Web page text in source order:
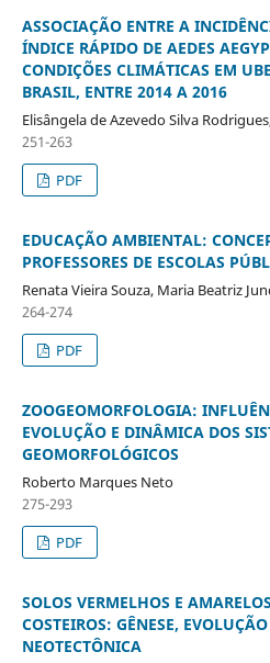
ASSOCIAÇÃO ENTRE A
ÍNDICE RÁPIDO DE AEDES
CONDIÇÕES CLIMÁTICAS EM
BRASIL, ENTRE 2014 A 2016
Elisângela de Azevedo Silva
251-263
PDF
EDUCAÇÃO AMBIENTAL:
PROFESSORES DE ESCOLAS
Renata Vieira Souza, Maria Beatriz
264-274
PDF
ZOOGEOMORFOLOGIA:
EVOLUÇÃO E DINÂMICA DOS
GEOMORFOLÓGICOS
Roberto Marques Neto
275-293
PDF
SOLOS VERMELHOS E
COSTEIROS: GÊNESE,
NEOTECTÔNICA